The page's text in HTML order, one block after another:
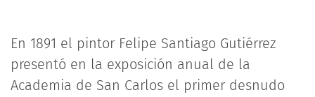
En 1891 el pintor Felipe Santiago Gutiérrez
presentó en la exposición anual de la
Academia de San Carlos el primer desnudo